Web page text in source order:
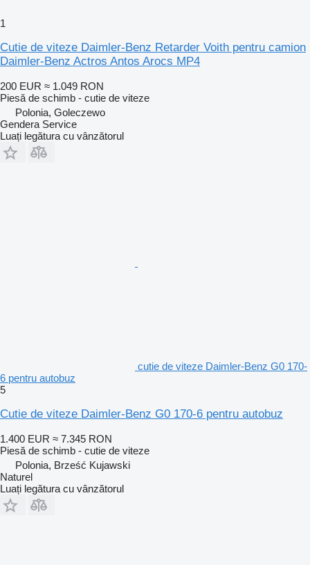
1
Cutie de viteze Daimler-Benz Retarder Voith pentru camion
Daimler-Benz Actros Antos Arocs MP4
200 EUR ≈ 1.049 RON
Piesă de schimb - cutie de viteze
Polonia, Goleczewo
Gendera Service
Luați legătura cu vânzătorul
cutie de viteze Daimler-Benz G0 170-
6 pentru autobuz
5
Cutie de viteze Daimler-Benz G0 170-6 pentru autobuz
1.400 EUR ≈ 7.345 RON
Piesă de schimb - cutie de viteze
Polonia, Brześć Kujawski
Naturel
Luați legătura cu vânzătorul